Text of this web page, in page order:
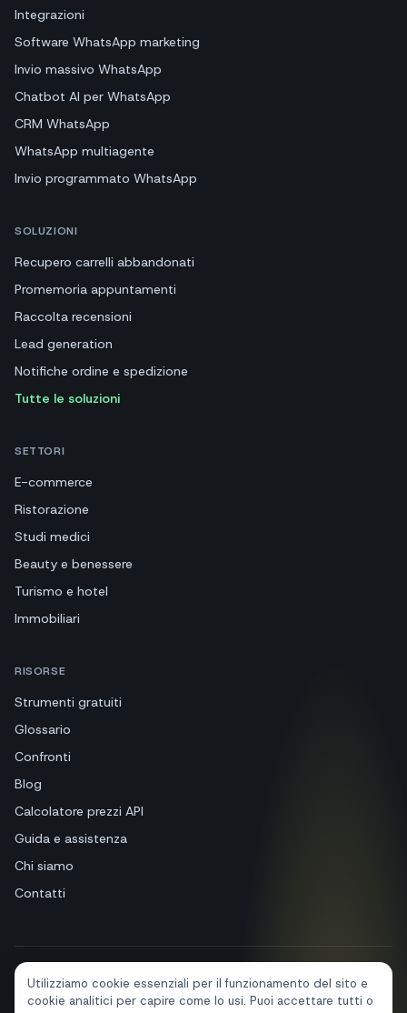
Utilizziamo cookie essenziali per il funzionamento del sito e
cookie analitici per capire come lo usi. Puoi accettare tutti o
Integrazioni
Software WhatsApp marketing
Invio massivo WhatsApp
Chatbot AI per WhatsApp
CRM WhatsApp
WhatsApp multiagente
Invio programmato WhatsApp
SOLUZIONI
Recupero carrelli abbandonati
Promemoria appuntamenti
Raccolta recensioni
Lead generation
Notifiche ordine e spedizione
Tutte le soluzioni
SETTORI
E-commerce
Ristorazione
Studi medici
Beauty e benessere
Turismo e hotel
Immobiliari
RISORSE
Strumenti gratuiti
Glossario
Confronti
Blog
Calcolatore prezzi API
Guida e assistenza
Chi siamo
Contatti
+39 081 544 7792info@sendapp.live
IT EN ES FR PT DE